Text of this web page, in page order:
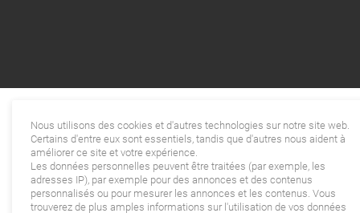
Nous utilisons des cookies et d'autres technologies sur notre site web.
Certains d'entre eux sont essentiels, tandis que d'autres nous aident à
améliorer ce site et votre expérience.
Les données personnelles peuvent être traitées (par exemple, les
adresses IP), par exemple pour des annonces et des contenus
personnalisés ou pour mesurer les annonces et les contenus. Vous
trouverez de plus amples informations sur l'utilisation de vos données